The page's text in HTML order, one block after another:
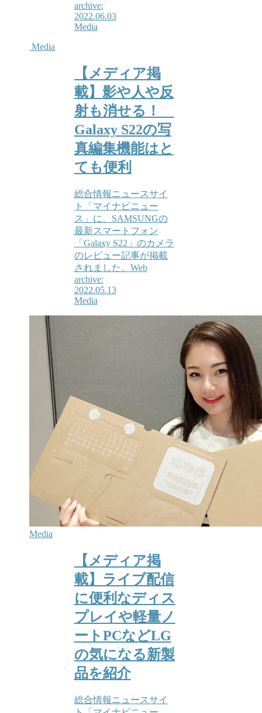
archive:
2022.06.03
Media
Media
【メディア掲
載】影や人や反
射も消せる！
Galaxy S22の写
真編集機能はと
ても便利
総合情報ニュースサイ
ト「マイナビニュー
ス」に、SAMSUNGの
最新スマートフォン
「Galaxy S22」のカメラ
のレビュー記事が掲載
されました。Web
archive:
2022.05.13
Media
Media
【メディア掲
載】ライブ配信
に便利なディス
プレイや軽量ノ
ートPCなどLG
の気になる新製
品を紹介
総合情報ニュースサイ